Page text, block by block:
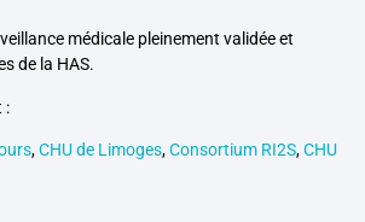
médicale pleinement validée et
de la HAS.
:
,CHU de Limoges,Consortium RI2S,CHU